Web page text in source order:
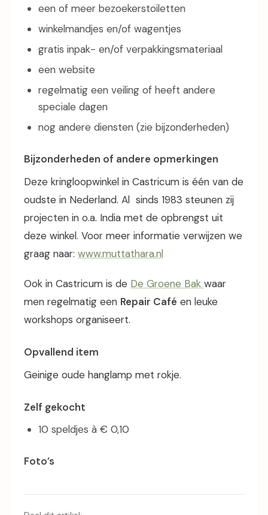
een of meer bezoekerstoiletten
winkelmandjes en/of wagentjes
gratis inpak- en/of verpakkingsmateriaal
een website
regelmatig een veiling of heeft andere
speciale dagen
nog andere diensten (zie bijzonderheden)
Bijzonderheden of andere opmerkingen
Deze kringloopwinkel in Castricum is één van de
oudste in Nederland. Al sinds 1983 steunen zij
projecten in o.a. India met de opbrengst uit
deze winkel. Voor meer informatie verwijzen we
graag naar: www.muttathara.nl
Ook in Castricum is de De Groene Bak waar
men regelmatig een Repair Café en leuke
workshops organiseert.
Opvallend item
Geinige oude hanglamp met rokje.
Zelf gekocht
10 speldjes à € 0,10
Foto’s